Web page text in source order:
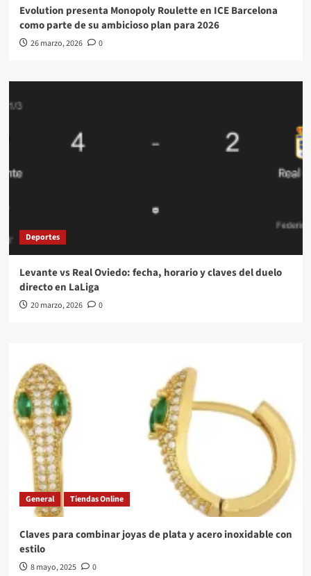
Evolution presenta Monopoly Roulette en ICE Barcelona
como parte de su ambicioso plan para 2026
26 marzo, 2026 0
Deportes
Levante vs Real Oviedo: fecha, horario y claves del duelo
directo en LaLiga
20 marzo, 2026 0
General Tiendas Online
Claves para combinar joyas de plata y acero inoxidable con
estilo
8 mayo, 2025 0